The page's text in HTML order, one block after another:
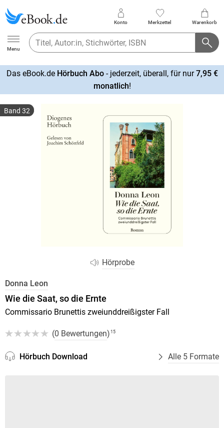
Ebook.de
Menu
Konto Merkzettel Warenkorb
Das eBook.de Hörbuch Abo- jederzeit, überall, für nur7,95 €
monatlich!
Hörprobe
Band 32
Donna Leon
Wie die Saat, so die Ernte
Commissario Brunettis zweiunddreißigster Fall
(0 Bewertungen) 15
Hörbuch Download Alle 5 Formate